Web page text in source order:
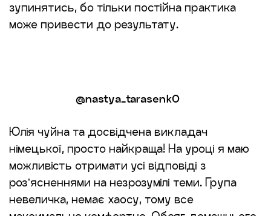
зупинятись, бо тільки постійна практика
може привести до результату.
@nastya_tarasenk0
Юлія чуйна та досвідчена викладач
німецької, просто найкраща! На уроці я маю
можливість отримати усі відповіді з
розʼясненнями на незрозумілі теми. Група
невеличка, немає хаосу, тому все